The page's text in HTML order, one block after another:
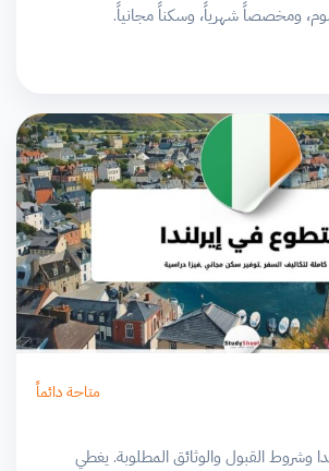
ومخصصاً شهرياً، وسكناً مجانياً.
متاحة دائماً
وشروط القبول والوثائق المطلوبة. يغطي